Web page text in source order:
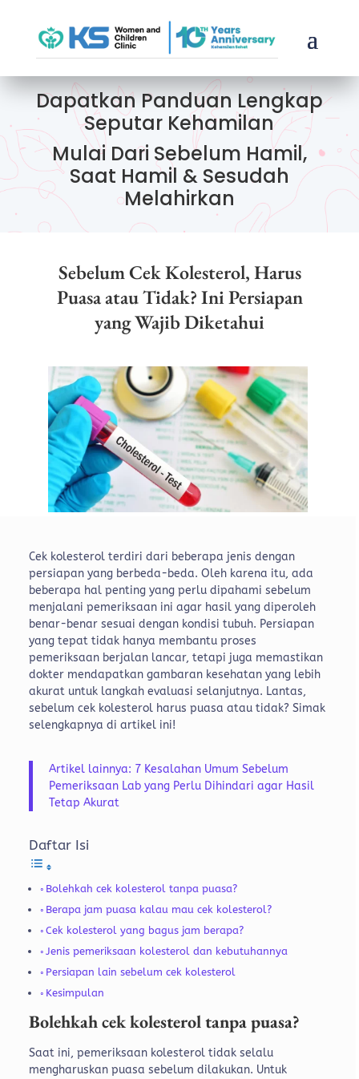
Dapatkan Panduan Lengkap
Seputar Kehamilan
Mulai Dari Sebelum Hamil,
Saat Hamil & Sesudah
Melahirkan
Sebelum Cek Kolesterol, Harus
Puasa atau Tidak? Ini Persiapan
yang Wajib Diketahui
Cek kolesterol terdiri dari beberapa jenis dengan
persiapan yang berbeda-beda. Oleh karena itu, ada
beberapa hal penting yang perlu dipahami sebelum
menjalani pemeriksaan ini agar hasil yang diperoleh
benar-benar sesuai dengan kondisi tubuh. Persiapan
yang tepat tidak hanya membantu proses
pemeriksaan berjalan lancar, tetapi juga memastikan
dokter mendapatkan gambaran kesehatan yang lebih
akurat untuk langkah evaluasi selanjutnya. Lantas,
sebelum cek kolesterol harus puasa atau tidak? Simak
selengkapnya di artikel ini!
Artikel lainnya: 7 Kesalahan Umum Sebelum
Pemeriksaan Lab yang Perlu Dihindari agar Hasil
Tetap Akurat
Daftar Isi
Bolehkah cek kolesterol tanpa puasa?
Berapa jam puasa kalau mau cek kolesterol?
Cek kolesterol yang bagus jam berapa?
Jenis pemeriksaan kolesterol dan kebutuhannya
Persiapan lain sebelum cek kolesterol
Kesimpulan
Bolehkah cek kolesterol tanpa puasa?
Saat ini, pemeriksaan kolesterol tidak selalu
mengharuskan puasa sebelum dilakukan. Untuk